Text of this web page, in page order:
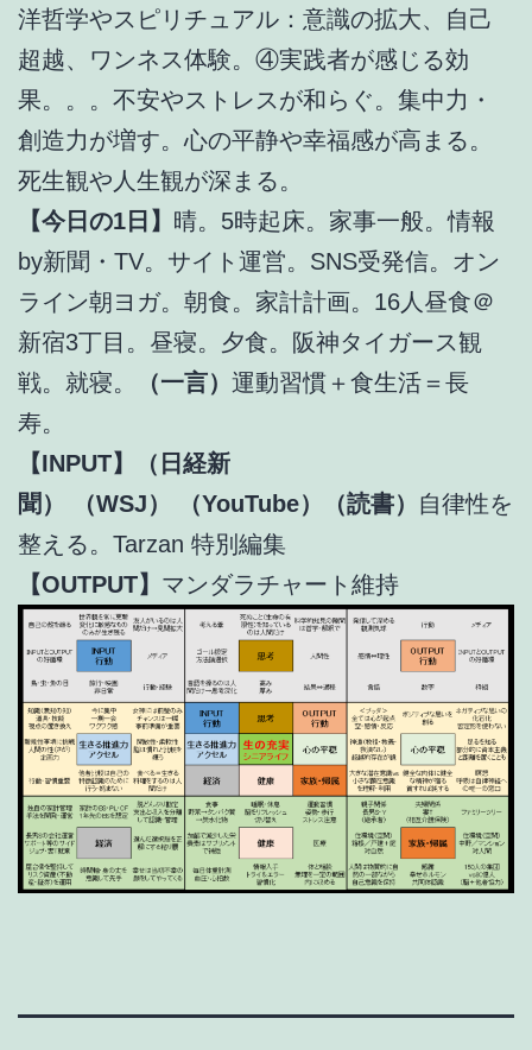
洋哲学やスピリチュアル：意識の拡大、自己
超越、ワンネス体験。④実践者が感じる効
果。。。不安やストレスが和らぐ。集中力・
創造力が増す。心の平静や幸福感が高まる。
死生観や人生観が深まる。
【今日の1日】 晴。5時起床。家事一般。情報
by新聞・TV。サイト運営。SNS受発信。オン
ライン朝ヨガ。朝食。家計計画。16人昼食＠
新宿3丁目。昼寝。夕食。阪神タイガース観
戦。就寝。
（一言） 運動習慣＋食生活＝長
寿。
【INPUT】（日経新
聞）
（WSJ） （YouTube）（読書） 自律性を
整える。Tarzan 特別編集
【OUTPUT】 マンダラチャート維持